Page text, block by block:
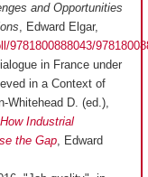
and Opportunities
, Edward Elgar,
9781800888043/
in France under
in a Context of
Whitehead D. (ed.),
Industrial
the Gap, Edward